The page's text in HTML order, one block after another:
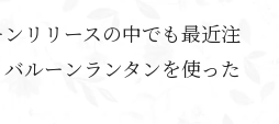
リリースの中でも最近注
ルーンランタンを使った